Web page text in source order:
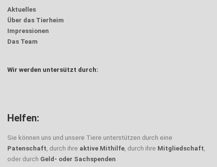
Aktuelles
Über das Tierheim
Impressionen
Das Team
Wir werden untersützt durch:
Helfen:
Sie können uns und unsere Tiere unterstützen durch eine
Patenschaft, durch ihre aktive Mithilfe, durch ihre Mitgliedschaft,
oder durch Geld- oder Sachspenden.